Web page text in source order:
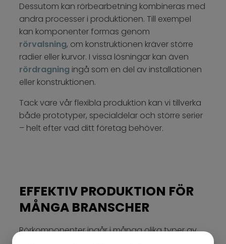
Dessutom kan rörbearbetning kombineras med
andra processer i produktionen. Till exempel
kan komponenter formas genom
rörvalsning, om konstruktionen kräver större
radier eller kurvor. I vissa lösningar kan även
rördragning ingå som en del av installationen
eller konstruktionen.
Tack vare vår flexibla produktion kan vi tillverka
både prototyper, specialdelar och större serier
– helt efter vad ditt företag behöver.
EFFEKTIV PRODUKTION FÖR
MÅNGA BRANSCHER
Rörkomponenter ingår i många olika typer av